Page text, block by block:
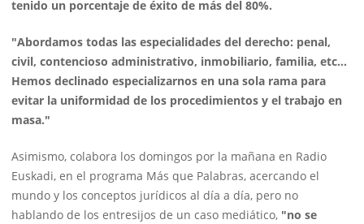
tenido un porcentaje de éxito de más del 80%.
"Abordamos todas las especialidades del derecho: penal,
civil, contencioso administrativo, inmobiliario, familia, etc…
Hemos declinado especializarnos en una sola rama para
evitar la uniformidad de los procedimientos y el trabajo en
masa."
Asimismo, colabora los domingos por la mañana en Radio
Euskadi, en el programa Más que Palabras, acercando el
mundo y los conceptos jurídicos al día a día, pero no
hablando de los entresijos de un caso mediático, "no se